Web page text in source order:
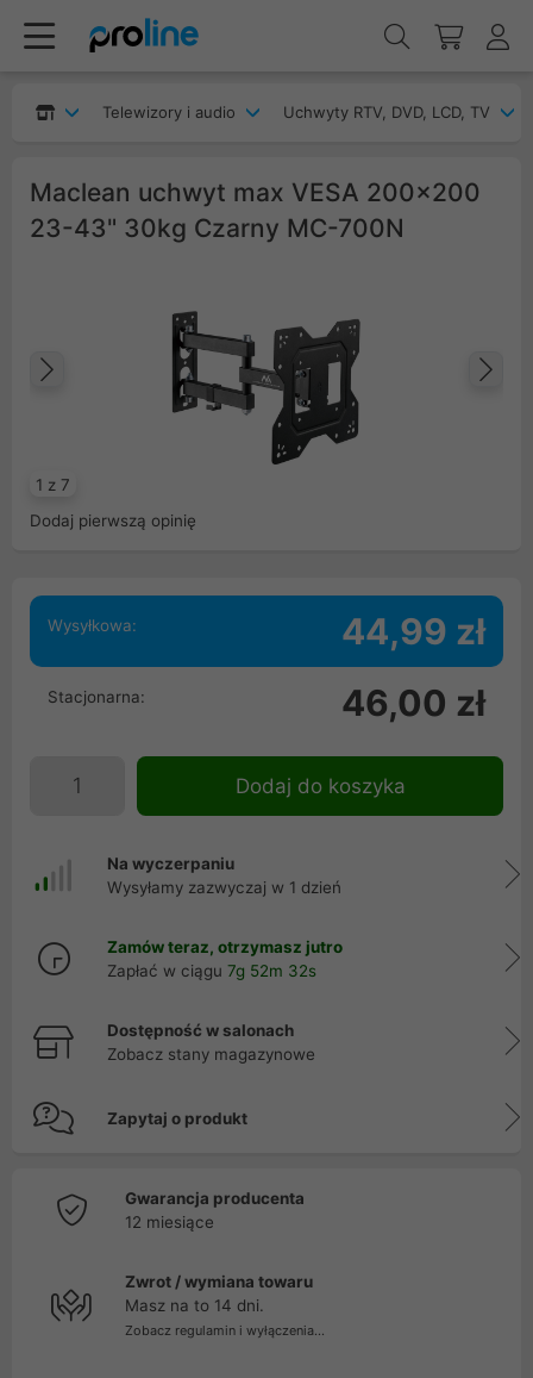
Telewizory i audio Uchwyty RTV, DVD, LCD, TV
Maclean uchwyt max VESA 200x200
23-43" 30kg Czarny MC-700N
1 z 7
Poprzedni
Dodaj pierwszą opinię
Wysyłkowa: 44,99 zł
Stacjonarna: 46,00 zł
Dodaj do koszyka
Na wyczerpaniu
Wysyłamy zazwyczaj w 1 dzień
Zamów teraz, otrzymasz jutro
Zapłać w ciągu 7g 52m 32s
Dostępność w salonach
Zobacz stany magazynowe
Zapytaj o produkt
Gwarancja producenta
12 miesiące
Zwrot / wymiana towaru
Masz na to 14 dni.
Zobacz regulamin i wyłączenia...